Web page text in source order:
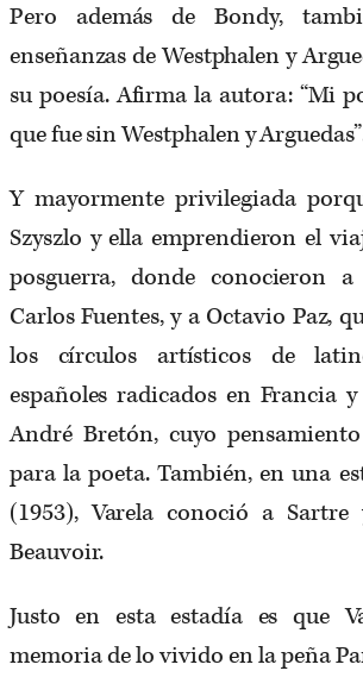
Pero además de Bondy,
enseñanzas de Westphalen y
su poesía. Afirma la autora: “Mi
que fue sin Westphalen y
Y mayormente privilegiada
Szyszlo y ella emprendieron el
posguerra, donde conocieron
Carlos Fuentes, y a Octavio Paz,
los círculos artísticos de
españoles radicados en Francia
André Bretón, cuyo
para la poeta. También, en una
(1953), Varela conoció a
Beauvoir.
Justo en esta estadía es que
memoria de lo vivido en la peña